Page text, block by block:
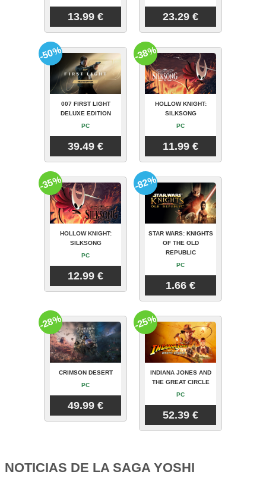
13.99 € 23.29 €
007 FIRST LIGHT
DELUXE EDITION
PC
39.49 €
-50%
HOLLOW KNIGHT:
SILKSONG
PC
11.99 €
-38%
HOLLOW KNIGHT:
SILKSONG
PC
12.99 €
-35%
STAR WARS: KNIGHTS
OF THE OLD
REPUBLIC
PC
1.66 €
-82%
CRIMSON DESERT
PC
49.99 €
-28%
INDIANA JONES AND
THE GREAT CIRCLE
PC
52.39 €
-25%
NOTICIAS DE LA SAGA YOSHI